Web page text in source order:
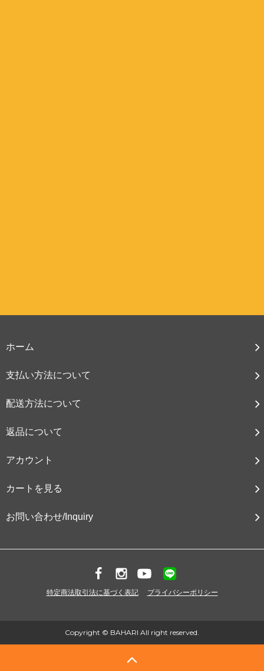
ホーム
支払い方法について
配送方法について
返品について
アカウント
カートを見る
お問い合わせ/Inquiry
特定商法取引法に基づく表記 プライバシーポリシー
Copyright © BAHARI All right reserved.